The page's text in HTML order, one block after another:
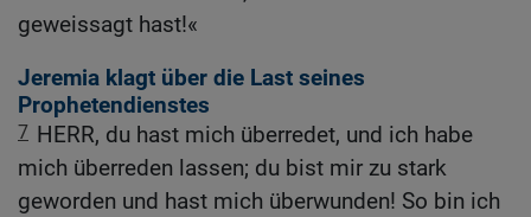
geweissagt hast!«
Jeremia klagt über die Last seines
Prophetendienstes
7 HERR, du hast mich überredet, und ich habe
mich überreden lassen; du bist mir zu stark
geworden und hast mich überwunden! So bin ich